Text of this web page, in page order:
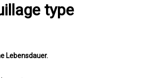
type
Lebensdauer